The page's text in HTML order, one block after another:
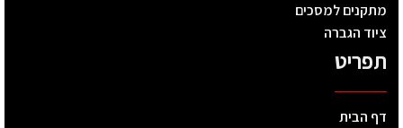
מתקנים למסכים
ציוד הגברה
תפריט
דף הבית